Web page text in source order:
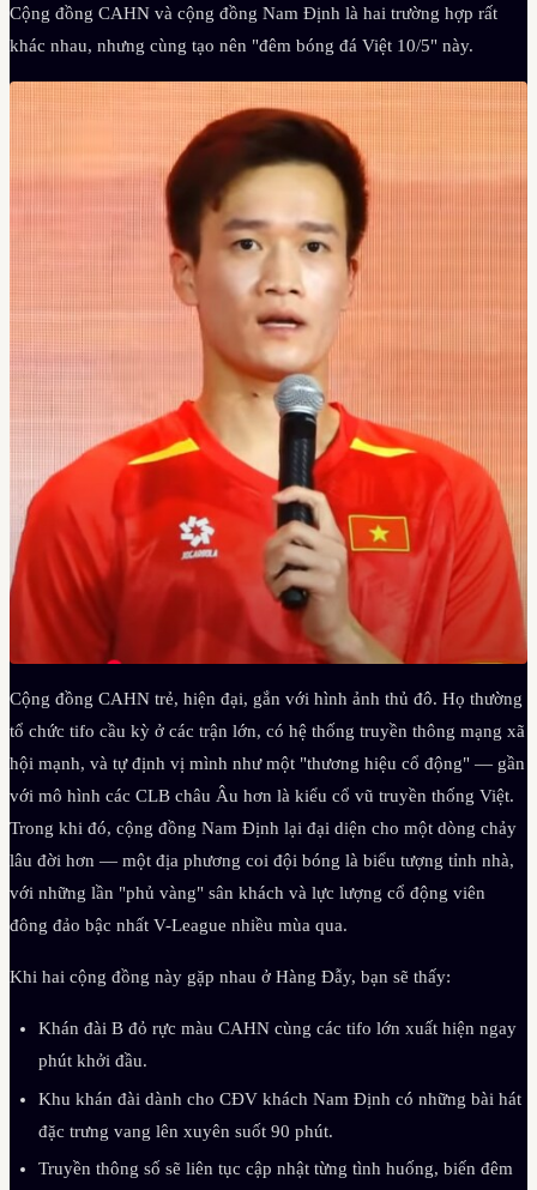
Cộng đồng CAHN và cộng đồng Nam Định là hai trường hợp rất
khác nhau, nhưng cùng tạo nên "đêm bóng đá Việt 10/5" này.
Cộng đồng CAHN trẻ, hiện đại, gắn với hình ảnh thủ đô. Họ thường
tổ chức tifo cầu kỳ ở các trận lớn, có hệ thống truyền thông mạng xã
hội mạnh, và tự định vị mình như một "thương hiệu cổ động" — gần
với mô hình các CLB châu Âu hơn là kiểu cổ vũ truyền thống Việt.
Trong khi đó, cộng đồng Nam Định lại đại diện cho một dòng chảy
lâu đời hơn — một địa phương coi đội bóng là biểu tượng tỉnh nhà,
với những lần "phủ vàng" sân khách và lực lượng cổ động viên
đông đảo bậc nhất V-League nhiều mùa qua.
Khi hai cộng đồng này gặp nhau ở Hàng Đẫy, bạn sẽ thấy:
Khán đài B đỏ rực màu CAHN cùng các tifo lớn xuất hiện ngay
phút khởi đầu.
Khu khán đài dành cho CĐV khách Nam Định có những bài hát
đặc trưng vang lên xuyên suốt 90 phút.
Truyền thông số sẽ liên tục cập nhật từng tình huống, biến đêm